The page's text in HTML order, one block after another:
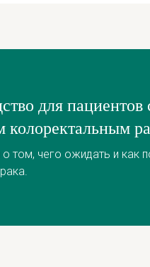
для пациентов
колоректальным
том, чего ожидать и как